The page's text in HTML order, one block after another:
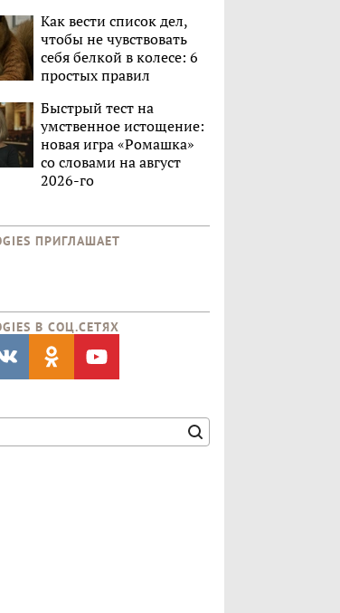
Как вести список дел,
чтобы не чувствовать
себя белкой в колесе: 6
простых правил
Быстрый тест на
умственное истощение:
новая игра «Ромашка»
со словами на август
2026-го
ПРИГЛАШАЕТ
В CОЦ.СЕТЯХ